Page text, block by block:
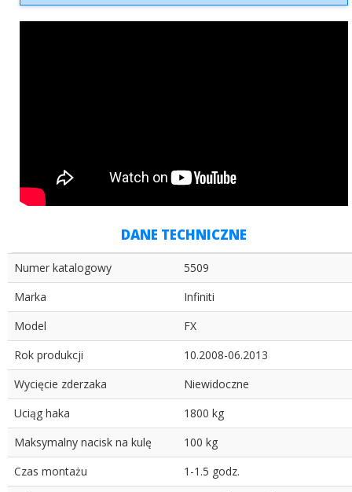
DANE TECHNICZNE
Numer katalogowy
5509
Marka
Infiniti
Model
FX
Rok produkcji
10.2008-06.2013
Wycięcie zderzaka
Niewidoczne
Uciąg haka
1800 kg
Maksymalny nacisk na kulę
100 kg
Czas montażu
1-1.5 godz.